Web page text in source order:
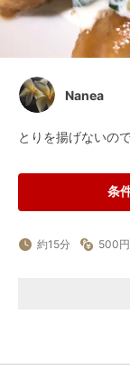
Nanea
とりを揚げないの
条
約15分 500